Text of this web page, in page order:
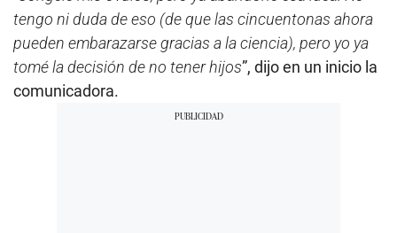
tengo ni duda de eso (de que las cincuentonas ahora
pueden embarazarse gracias a la ciencia), pero yo ya
tomé la decisión de no tener hijos”, dijo en un inicio la
comunicadora.